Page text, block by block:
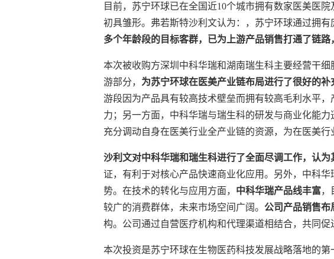
目前，苏宁环球已在全国近10个城市拥有数家医美医
初具雏形。弗若斯特沙利文认为：，苏宁环球通过拥有
多个年龄段的目标客群，已为上游产品销售打通了链路
本次被收购方深圳中科华瑞和湖南瑞生科主要经营干
游部分， 为苏宁环球在医美产业链布局进行了很好的补
游段因为产品具有较高技术壁垒而拥有较高毛利水平
力；另一方面，中科华瑞与瑞生科的研发与商业化能
充分调动自身在医美行业全产业链的资源，为在医美行
沙利文对中科华瑞和瑞生科进行了全面尽调工作，认为
证，有利于对核心产品快速商业化应用。另外，中科
势。在技术的转化与应用方面， 中科华瑞产品线丰富，
较广的消费群体，未来市场空间广阔。 公司产品销售布
构。公司通过自营医疗机构和代理渠道相结合，共同
本次投资是苏宁环球在生物医药科技发展战略落地的